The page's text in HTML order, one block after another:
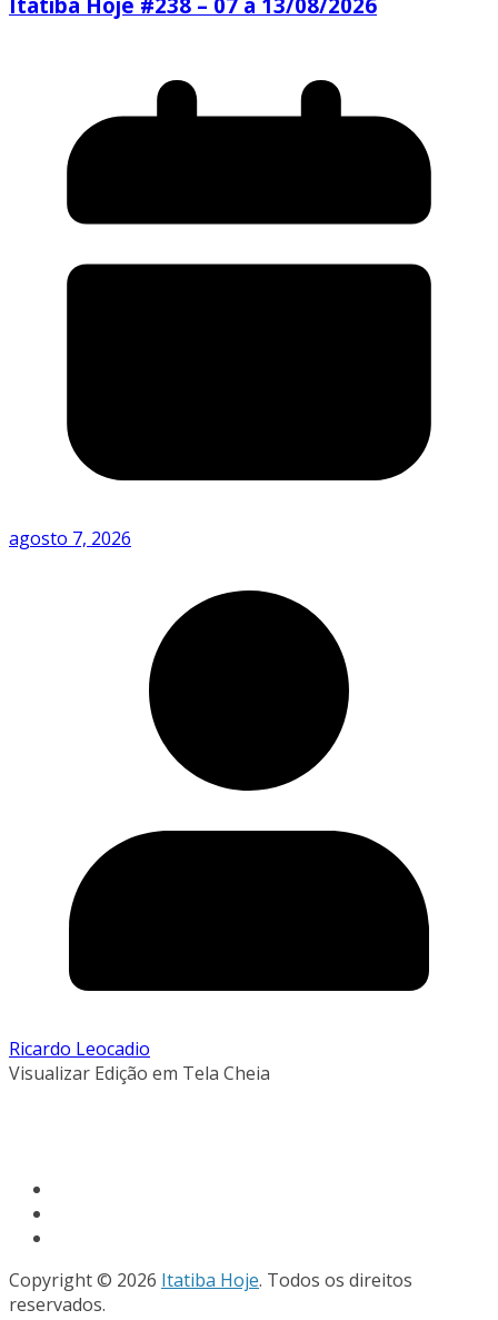
agosto 7, 2026
Ricardo Leocadio
Visualizar Edição em Tela Cheia
Copyright © 2026 Itatiba Hoje. Todos os direitos
reservados.